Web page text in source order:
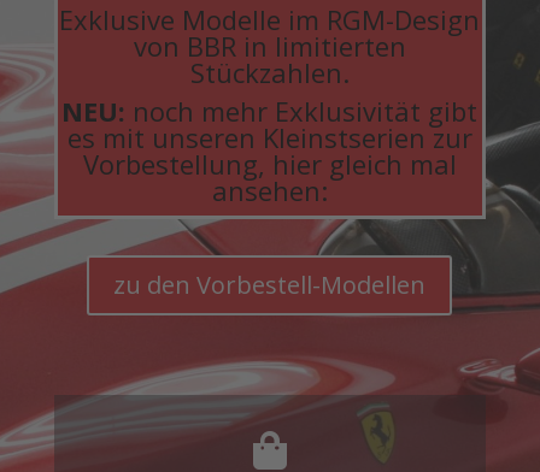
Exklusive Modelle im RGM-Design
von BBR in limitierten
Stückzahlen.
NEU: noch mehr Exklusivität gibt
es mit unseren Kleinstserien zur
Vorbestellung, hier gleich mal
ansehen:
zu den Vorbestell-Modellen
